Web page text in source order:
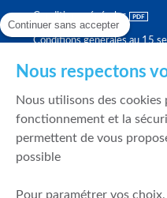
Conditions générales
Conditions générales au 15
Politique de meilleure
Politique de durabilité
Fonds de garantie des dépôts
Continuer sans accepter
Nous respectons
Nous utilisons des cookies
fonctionnement et la
permettent de vous
possible
Pour paramétrer vos